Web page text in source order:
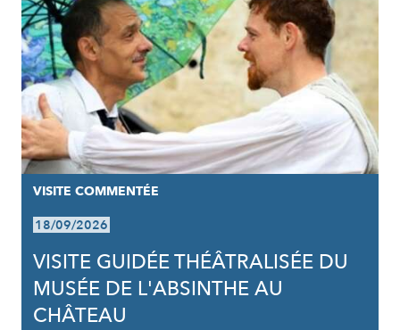
VISITE COMMENTÉE
18/09/2026
VISITE GUIDÉE THÉÂTRALISÉE DU
MUSÉE DE L'ABSINTHE AU
CHÂTEAU